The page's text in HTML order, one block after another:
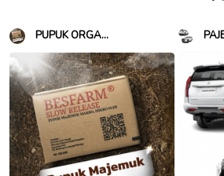
PUPUK ORGA...